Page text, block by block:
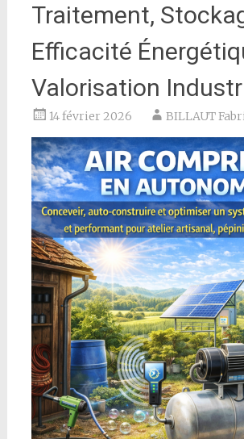
Traitement,
Efficacité
Valorisation
14 février 2026 BILLAUT